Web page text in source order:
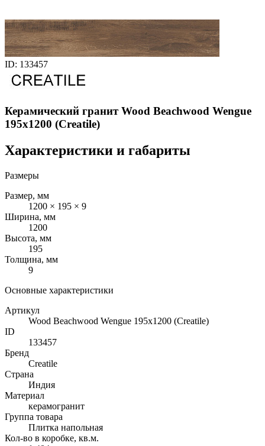
ID: 133457
Керамический гранит Wood Beachwood Wengue
195x1200 (Creatile)
Характеристики и габариты
Размеры
Размер, мм
1200 × 195 × 9
Ширина, мм
1200
Высота, мм
195
Толщина, мм
9
Основные характеристики
Артикул
Wood Beachwood Wengue 195x1200 (Creatile)
ID
133457
Бренд
Creatile
Страна
Индия
Материал
керамогранит
Группа товара
Плитка напольная
Кол-во в коробке, кв.м.